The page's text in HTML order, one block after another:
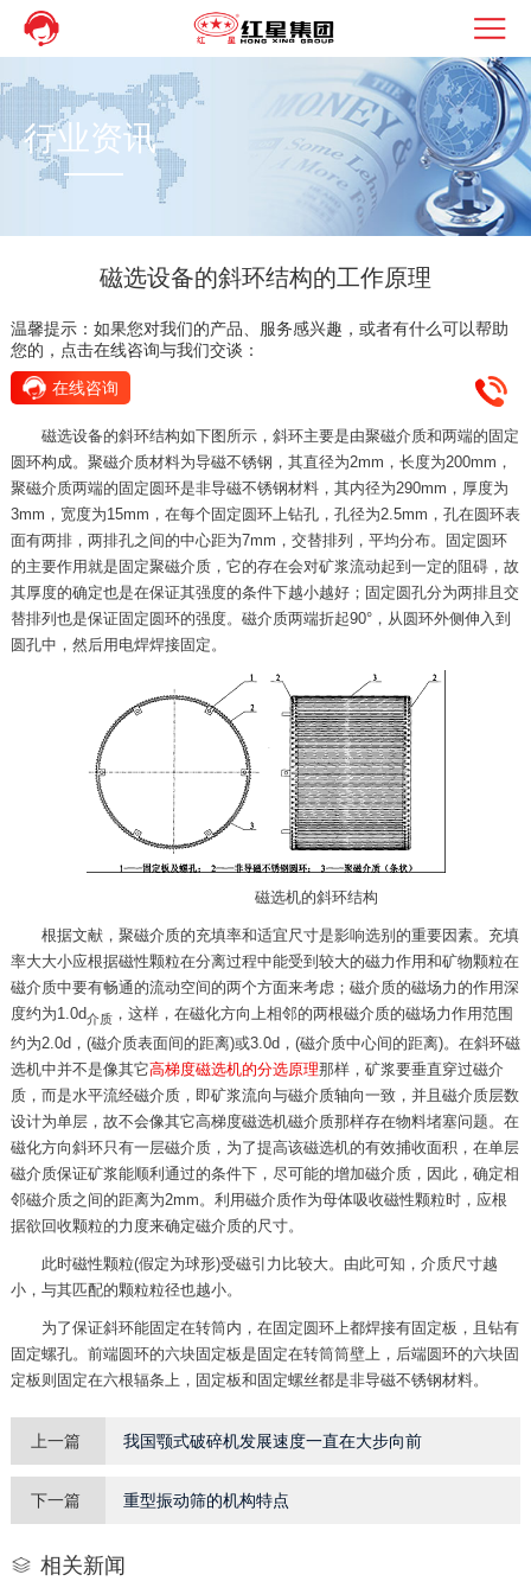
行业资讯
磁选设备的斜环结构的工作原理
温馨提示：如果您对我们的产品、服务感兴趣，或者有什么可以帮助
您的，点击在线咨询与我们交谈：
在线咨询
磁选设备的斜环结构如下图所示，斜环主要是由聚磁介质和两端的固定
圆环构成。聚磁介质材料为导磁不锈钢，其直径为2mm，长度为200mm，
聚磁介质两端的固定圆环是非导磁不锈钢材料，其内径为290mm，厚度为
3mm，宽度为15mm，在每个固定圆环上钻孔，孔径为2.5mm，孔在圆环表
面有两排，两排孔之间的中心距为7mm，交替排列，平均分布。固定圆环
的主要作用就是固定聚磁介质，它的存在会对矿浆流动起到一定的阻碍，故
其厚度的确定也是在保证其强度的条件下越小越好；固定圆孔分为两排且交
替排列也是保证固定圆环的强度。磁介质两端折起90°，从圆环外侧伸入到
圆孔中，然后用电焊焊接固定。
磁选机的斜环结构
根据文献，聚磁介质的充填率和适宜尺寸是影响选别的重要因素。充填
率大大小应根据磁性颗粒在分离过程中能受到较大的磁力作用和矿物颗粒在
磁介质中要有畅通的流动空间的两个方面来考虑；磁介质的磁场力的作用深
度约为1.0d介质，这样，在磁化方向上相邻的两根磁介质的磁场力作用范围
约为2.0d，(磁介质表面间的距离)或3.0d，(磁介质中心间的距离)。在斜环磁
选机中并不是像其它高梯度磁选机的分选原理那样，矿浆要垂直穿过磁介
质，而是水平流经磁介质，即矿浆流向与磁介质轴向一致，并且磁介质层数
设计为单层，故不会像其它高梯度磁选机磁介质那样存在物料堵塞问题。在
磁化方向斜环只有一层磁介质，为了提高该磁选机的有效捕收面积，在单层
磁介质保证矿浆能顺利通过的条件下，尽可能的增加磁介质，因此，确定相
邻磁介质之间的距离为2mm。利用磁介质作为母体吸收磁性颗粒时，应根
据欲回收颗粒的力度来确定磁介质的尺寸。
此时磁性颗粒(假定为球形)受磁引力比较大。由此可知，介质尺寸越
小，与其匹配的颗粒粒径也越小。
为了保证斜环能固定在转筒内，在固定圆环上都焊接有固定板，且钻有
固定螺孔。前端圆环的六块固定板是固定在转筒筒壁上，后端圆环的六块固
定板则固定在六根辐条上，固定板和固定螺丝都是非导磁不锈钢材料。
上一篇 我国颚式破碎机发展速度一直在大步向前
下一篇 重型振动筛的机构特点
相关新闻